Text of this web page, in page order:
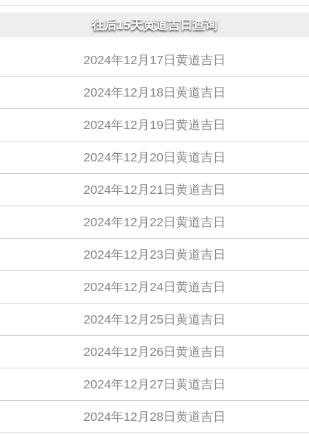
往后15天黄道吉日查询
2024年12月17日黄道吉日
2024年12月18日黄道吉日
2024年12月19日黄道吉日
2024年12月20日黄道吉日
2024年12月21日黄道吉日
2024年12月22日黄道吉日
2024年12月23日黄道吉日
2024年12月24日黄道吉日
2024年12月25日黄道吉日
2024年12月26日黄道吉日
2024年12月27日黄道吉日
2024年12月28日黄道吉日